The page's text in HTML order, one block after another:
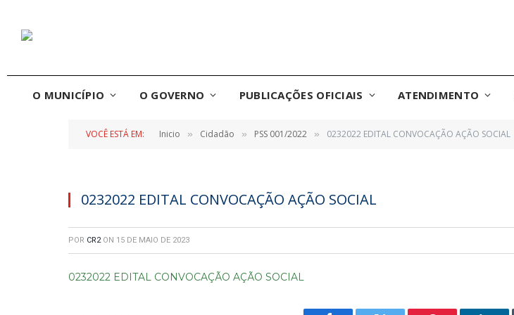
O MUNICÍPIO O GOVERNO PUBLICAÇÕES OFICIAIS ATENDIMENTO
VOCÊ ESTÁ EM: Inicio » Cidadão » PSS 001/2022 » 0232022 EDITAL CONVOCAÇÃO AÇÃO SOCIAL
0232022 EDITAL CONVOCAÇÃO AÇÃO SOCIAL
POR CR2 ON 15 DE MAIO DE 2023
0232022 EDITAL CONVOCAÇÃO AÇÃO SOCIAL